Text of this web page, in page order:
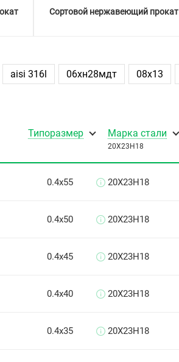
Сортовой нержавеющий прокат
aisi 316l 06хн28мдт 08х13
Типоразмер Марка стали
20Х23Н18
0.4х55 20Х23Н18
0.4х50 20Х23Н18
0.4х45 20Х23Н18
0.4х40 20Х23Н18
0.4х35 20Х23Н18